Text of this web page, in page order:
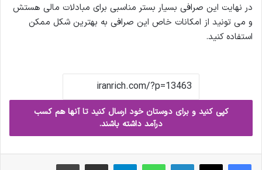
در نهایت این صرافی بسیار بستر مناسبی برای مبادلات مالی هستش
و می تونید از امکانات خاص این صرافی به بهترین شکل ممکن
استفاده کنید.
کپی کنید و برای دوستان خود ارسال کنید تا آنها هم کسب
درآمد داشته باشند.
فیس بوک X لینکدین واتس آپ تلگرام ارسال ایمیل چاپ